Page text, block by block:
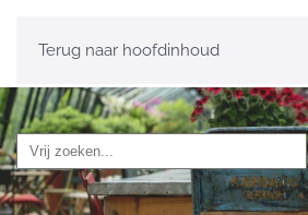
Terug naar hoofdinhoud